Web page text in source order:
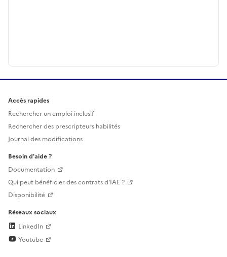
Accès rapides
Rechercher un emploi inclusif
Rechercher des prescripteurs habilités
Journal des modifications
Besoin d'aide ?
Documentation
Qui peut bénéficier des contrats d'IAE ?
Disponibilité
Réseaux sociaux
LinkedIn
Youtube